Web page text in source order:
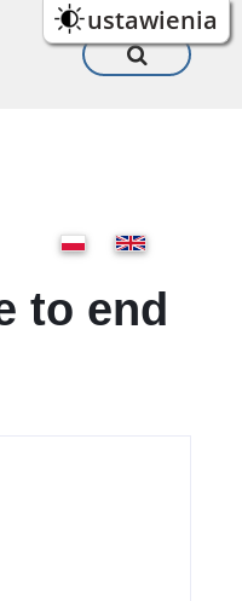
ustawienia
to end